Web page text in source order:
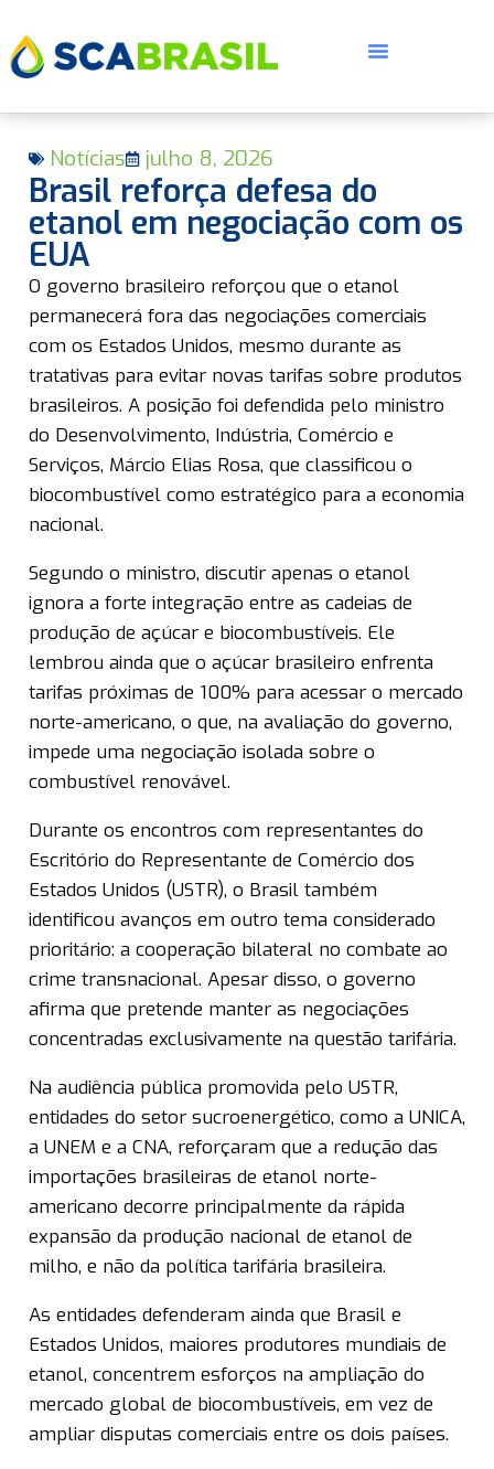
Notícias julho 8, 2026
Brasil reforça defesa do
etanol em negociação com os
EUA
O governo brasileiro reforçou que o etanol
permanecerá fora das negociações comerciais
com os Estados Unidos, mesmo durante as
tratativas para evitar novas tarifas sobre produtos
brasileiros. A posição foi defendida pelo ministro
do Desenvolvimento, Indústria, Comércio e
Serviços, Márcio Elias Rosa, que classificou o
biocombustível como estratégico para a economia
nacional.
Segundo o ministro, discutir apenas o etanol
ignora a forte integração entre as cadeias de
produção de açúcar e biocombustíveis. Ele
lembrou ainda que o açúcar brasileiro enfrenta
tarifas próximas de 100% para acessar o mercado
norte-americano, o que, na avaliação do governo,
impede uma negociação isolada sobre o
combustível renovável.
Durante os encontros com representantes do
Escritório do Representante de Comércio dos
Estados Unidos (USTR), o Brasil também
identificou avanços em outro tema considerado
prioritário: a cooperação bilateral no combate ao
crime transnacional. Apesar disso, o governo
afirma que pretende manter as negociações
concentradas exclusivamente na questão tarifária.
Na audiência pública promovida pelo USTR,
entidades do setor sucroenergético, como a UNICA,
a UNEM e a CNA, reforçaram que a redução das
importações brasileiras de etanol norte-
americano decorre principalmente da rápida
expansão da produção nacional de etanol de
milho, e não da política tarifária brasileira.
As entidades defenderam ainda que Brasil e
Estados Unidos, maiores produtores mundiais de
etanol, concentrem esforços na ampliação do
mercado global de biocombustíveis, em vez de
ampliar disputas comerciais entre os dois países.